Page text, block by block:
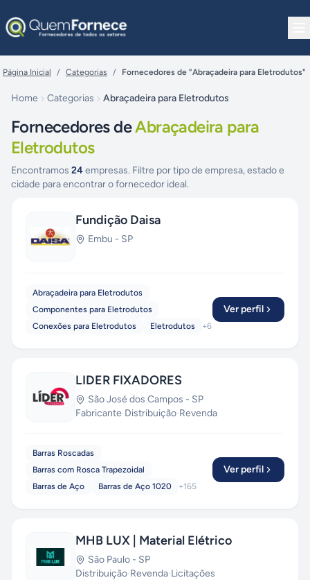
Página Inicial / Categorias / Fornecedores de "Abraçadeira para Eletrodutos"
Home Categorias Abraçadeira para Eletrodutos
Fornecedores deAbraçadeira para
Eletrodutos
Encontramos 24empresas. Filtre por tipo de empresa, estado e
cidade para encontrar o fornecedor ideal.
Fundição Daisa
Embu - SP
Abraçadeira para Eletrodutos
Componentes para Eletrodutos
Conexões para Eletrodutos
Eletrodutos +6
Ver perfil
LIDER FIXADORES
São José dos Campos - SP
Fabricante·Distribuição·Revenda
Barras Roscadas
Barras com Rosca Trapezoidal
Barras de Aço
Barras de Aço 1020 +165
Ver perfil
MHB LUX | Material Elétrico
São Paulo - SP
Distribuição·Revenda·Licitações